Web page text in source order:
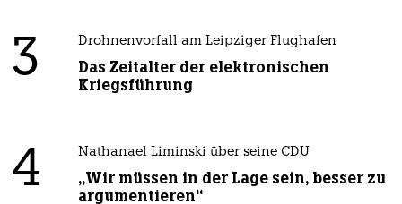
3 Drohnenvorfall am Leipziger Flughafen
Das Zeitalter der elektronischen
Kriegsführung
4 Nathanael Liminski über seine CDU
„Wir müssen in der Lage sein, besser zu
argumentieren“